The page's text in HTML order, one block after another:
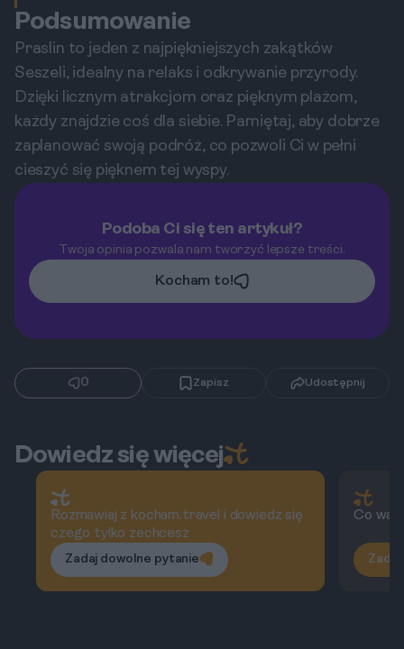
Podsumowanie
Praslin to jeden z najpiękniejszych zakątków
Seszeli, idealny na relaks i odkrywanie przyrody.
Dzięki licznym atrakcjom oraz pięknym plażom,
każdy znajdzie coś dla siebie. Pamiętaj, aby dobrze
zaplanować swoją podróż, co pozwoli Ci w pełni
cieszyć się pięknem tej wyspy.
Podoba Ci się ten artykuł?
Twoja opinia pozwala nam tworzyć lepsze treści.
Kocham to!
0 Zapisz Udostępnij
Dowiedz się więcej
Rozmawiaj z kocham.travel i dowiedz się
czego tylko zechcesz
Zadaj dowolne pytanie
Co